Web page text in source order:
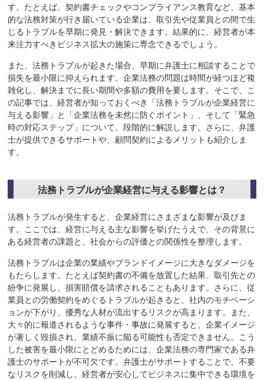
す。たとえば、契約書チェックやコンプライアンス教育など、基本
的な法務対策が行き届いている企業は、取引先や従業員との間で生
じるトラブルを早期に発見・解決できます。結果的に、経営者が本
来注力すべきビジネス拡大の施策に専念できるでしょう。
また、法務トラブルが起きた場合、早期に弁護士に相談することで
損失を最小限に抑えられます。企業法務の問題は時間が経つほど複
雑化し、解決までに長い期間や多額の費用を要します。そこで、こ
の記事では、経営者が知っておくべき「法務トラブルが企業経営に
与える影響」と「企業法務を未然に防ぐポイント」、そして「緊急
時の対応ステップ」について、段階的に解説します。さらに、弁護
士が提供できるサポートや、顧問契約によるメリットも紹介しま
す。
法務トラブルが企業経営に与える影響とは？
法務トラブルが発生すると、企業経営にさまざまな影響が及びま
す。ここでは、経営に与える主な影響を挙げたうえで、その背景に
ある経営者の課題と、社会からの評価との関係性を整理します。
法務トラブルは企業の業績やブランドイメージに大きなダメージを
もたらします。たとえば契約書の不備を放置した結果、取引先との
紛争に発展し、損害賠償を請求されることもあります。さらに、従
業員との労働契約をめぐるトラブルが起きると、社内のモチベーシ
ョンが下がり、優秀な人材が流出するリスクが高まります。また、
大々的に報道されるような事件・事故に発展すると、企業イメージ
が著しく毀損され、業績不振に陥る可能性も否定できません。こう
した被害を最小限にとどめるためには、企業法務の専門家である弁
護士のサポートが不可欠です。弁護士がサポートすることで、不要
なリスクを削減し、経営者が安心してビジネスに集中できる環境を